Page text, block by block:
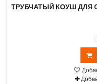
ТРУБЧАТЫЙ КОУШ ДЛЯ